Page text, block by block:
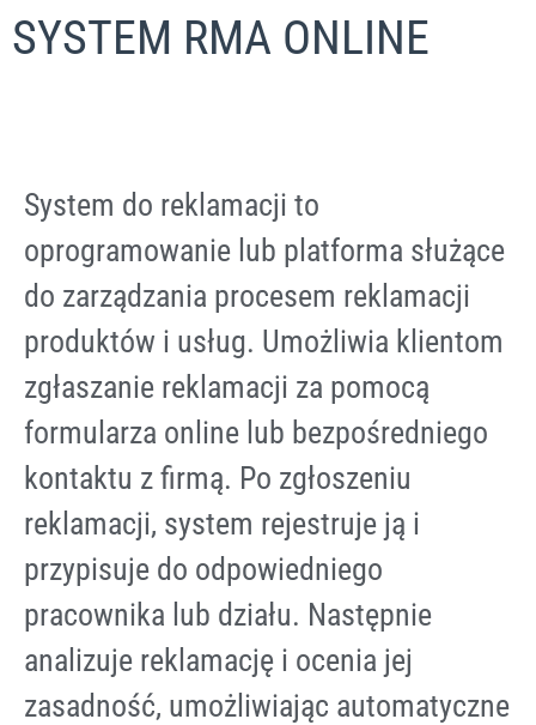
SYSTEM RMA ONLINE
System do reklamacji to
oprogramowanie lub platforma służące
do zarządzania procesem reklamacji
produktów i usług. Umożliwia klientom
zgłaszanie reklamacji za pomocą
formularza online lub bezpośredniego
kontaktu z firmą. Po zgłoszeniu
reklamacji, system rejestruje ją i
przypisuje do odpowiedniego
pracownika lub działu. Następnie
analizuje reklamację i ocenia jej
zasadność, umożliwiając automatyczne